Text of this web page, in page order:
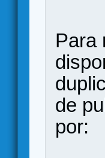
Para
de
por: